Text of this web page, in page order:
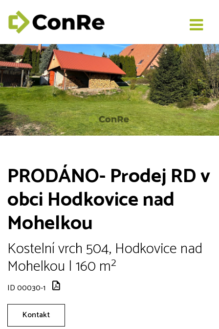
PRODÁNO- Prodej RD v
obci Hodkovice nad
Mohelkou
Kostelní vrch 504, Hodkovice nad
Mohelkou | 160 m²
ID 00030-1
Kontakt